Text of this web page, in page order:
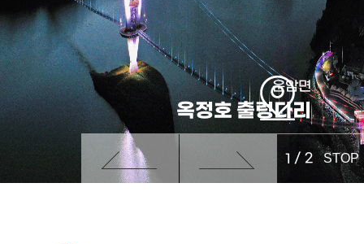
운암면
옥정호 출렁다리
1 / 2 STOP